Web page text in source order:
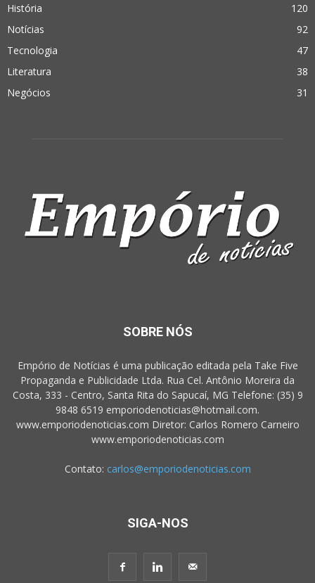
História
120
Notícias
92
Tecnologia
47
Literatura
38
Negócios
31
SOBRE NÓS
Empório de Notícias é uma publicação editada pela Take Five
Propaganda e Publicidade Ltda. Rua Cel. Antônio Moreira da
Costa, 333 - Centro, Santa Rita do Sapucaí, MG Telefone: (35) 9
9848 6519 emporiodenoticias@hotmail.com.
www.emporiodenoticias.com Diretor: Carlos Romero Carneiro
www.emporiodenoticias.com
Contato: carlos@emporiodenoticias.com
SIGA-NOS